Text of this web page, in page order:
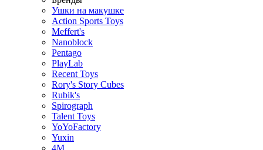
Ушки на макушке
Action Sports Toys
Meffert's
Nanoblock
Pentago
PlayLab
Recent Toys
Rory's Story Cubes
Rubik's
Spirograph
Talent Toys
YoYoFactory
Yuxin